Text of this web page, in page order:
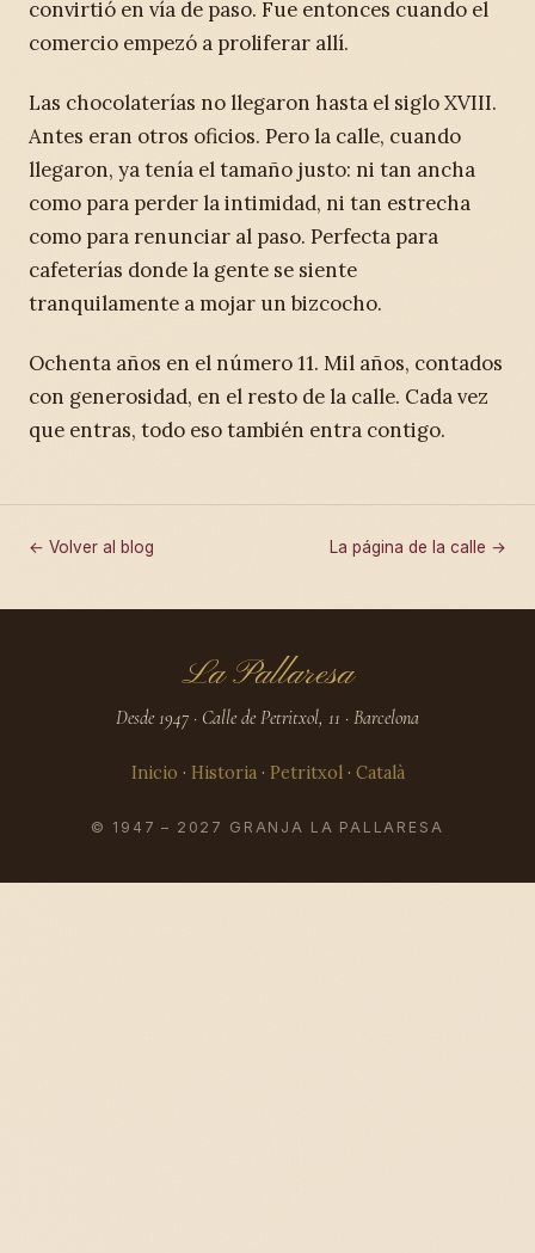
convirtió en vía de paso. Fue entonces cuando el
comercio empezó a proliferar allí.
Las chocolaterías no llegaron hasta el siglo XVIII.
Antes eran otros oficios. Pero la calle, cuando
llegaron, ya tenía el tamaño justo: ni tan ancha
como para perder la intimidad, ni tan estrecha
como para renunciar al paso. Perfecta para
cafeterías donde la gente se siente
tranquilamente a mojar un bizcocho.
Ochenta años en el número 11. Mil años, contados
con generosidad, en el resto de la calle. Cada vez
que entras, todo eso también entra contigo.
← Volver al blog La página de la calle →
La Pallaresa
Desde 1947 · Calle de Petritxol, 11 · Barcelona
Inicio · Historia· Petritxol· Català
© 1947 – 2027 GRANJA LA PALLARESA